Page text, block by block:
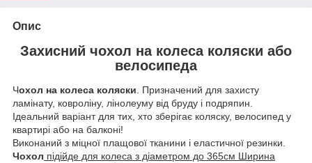
Опис
Захисний чохол на колеса коляски або
велосипеда
Чохол на колеса коляски. Призначений для захисту
ламінату, ковроліну, лінолеуму від бруду і подряпин.
Ідеальний варіант для тих, хто зберігає коляску, велосипед у
квартирі або на балконі!
Виконаний з міцної плащової тканини і еластичної резинки.
Чохол підійде для колеса з діаметром до 365см Ширина